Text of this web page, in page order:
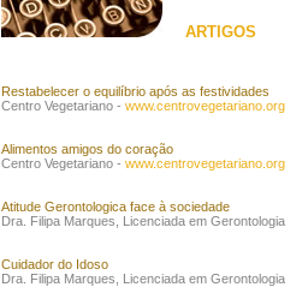
ARTIGOS
Restabelecer o equilíbrio após as festividades
Centro Vegetariano - www.centrovegetariano.org
Alimentos amigos do coração
Centro Vegetariano - www.centrovegetariano.org
Atitude Gerontologica face à sociedade
Dra. Filipa Marques, Licenciada em Gerontologia
Cuidador do Idoso
Dra. Filipa Marques, Licenciada em Gerontologia